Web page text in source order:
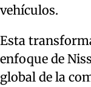
vehículos.
Esta
enfoque de
global de la